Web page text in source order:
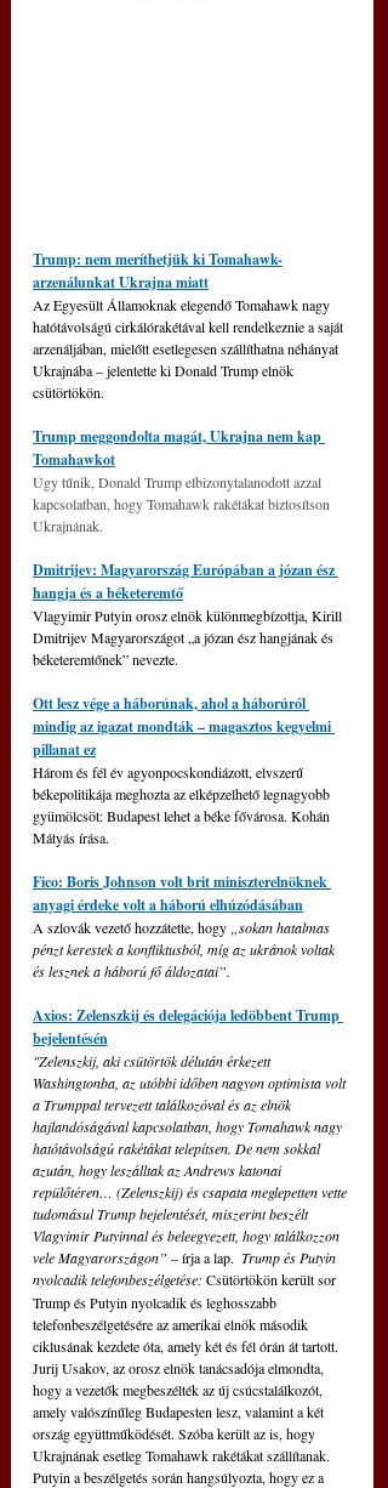
Trump: nem meríthetjük ki Tomahawk-
arzenálunkat Ukrajna miatt
Az Egyesült Államoknak elegendő Tomahawk nagy
hatótávolságú cirkálórakétával kell rendelkeznie a saját
arzenáljában, mielőtt esetlegesen szállíthatna néhányat
Ukrajnába – jelentette ki Donald Trump elnök
csütörtökön.
Trump meggondolta magát, Ukrajna nem kap
Tomahawkot
Úgy tűnik, Donald Trump elbizonytalanodott azzal
kapcsolatban, hogy Tomahawk rakétákat biztosítson
Ukrajnának.
Dmitrijev: Magyarország Európában a józan ész
hangja és a béketeremtő
Vlagyimir Putyin orosz elnök különmegbízottja, Kirill
Dmitrijev Magyarországot „a józan ész hangjának és
béketeremtőnek” nevezte.
Ott lesz vége a háborúnak, ahol a háborúról
mindig az igazat mondták – magasztos kegyelmi
pillanat ez
Három és fél év agyonpocskondiázott, elvszerű
békepolitikája meghozta az elképzelhető legnagyobb
gyümölcsöt: Budapest lehet a béke fővárosa. Kohán
Mátyás írása.
Fico: Boris Johnson volt brit miniszterelnöknek
anyagi érdeke volt a háború elhúzódásában
A szlovák vezető hozzátette, hogy
„sokan hatalmas
pénzt kerestek a konfliktusból, míg az ukránok voltak
és lesznek a háború fő áldozatai”.
Axios: Zelenszkij és delegációja ledöbbent Trump
bejelentésén
"Zelenszkij, aki csütörtök délután érkezett
Washingtonba, az utóbbi időben nagyon optimista volt
a Trumppal tervezett találkozóval és az elnök
hajlandóságával kapcsolatban, hogy Tomahawk nagy
hatótávolságú rakétákat telepítsen. De nem sokkal
azután, hogy leszálltak az Andrews katonai
repülőtéren… (Zelenszkij) és csapata meglepetten vette
tudomásul Trump bejelentését, miszerint beszélt
Vlagyimir Putyinnal és beleegyezett, hogy találkozzon
vele Magyarországon” – írja a lap. Trump és Putyin
nyolcadik telefonbeszélgetése: Csütörtökön került sor
Trump és Putyin nyolcadik és leghosszabb
telefonbeszélgetésére az amerikai elnök második
ciklusának kezdete óta, amely két és fél órán át tartott.
Jurij Usakov, az orosz elnök tanácsadója elmondta,
hogy a vezetők megbeszélték az új csúcstalálkozót,
amely valószínűleg Budapesten lesz, valamint a két
ország együttműködését. Szóba került az is, hogy
Ukrajnának esetleg Tomahawk rakétákat szállítanak.
Putyin a beszélgetés során hangsúlyozta, hogy ez a